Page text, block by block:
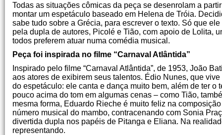
Todas as situações cômicas da peça se desenrolam a
montar um espetáculo baseado em Helena de Tróia.
sabe tudo sobre a Grécia, para escrever o texto. Só que
pela dupla de autores, Picolé e Tião, com apoio de Lolita,
todos preferem atuar numa comédia musical.
Peça foi inspirada no filme “Carnaval Atlântida”
Inspirado pelo filme “Carnaval Atlântida”, de 1953, João
aos atores de exibirem seus talentos. Édio Nunes, que
do espetáculo: ele canta e dança muito bem, além de ter
pouco acima do tom em algumas cenas – como Tião,
mesma forma, Eduardo Rieche é muito feliz na
número musical do mambo, contracenando com Sonia
divertida dupla nos papéis de Pitanga e Eliana. Na
representando.